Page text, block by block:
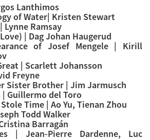
Lanthimos
of Water| Kristen Stewart
Lynne Ramsay
| Dag Johan Haugerud
of Josef Mengele | Kirill
| Scarlett Johansson
Freyne
Sister Brother | Jim Jarmusch
Guillermo del Toro
Time | Ao Yu, Tienan Zhou
Todd Walker
Barragán
| Jean-Pierre Dardenne, Luc